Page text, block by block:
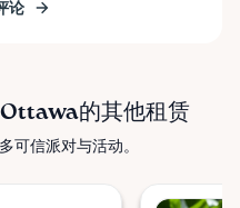
论
的其他租赁
可信派对与活动。